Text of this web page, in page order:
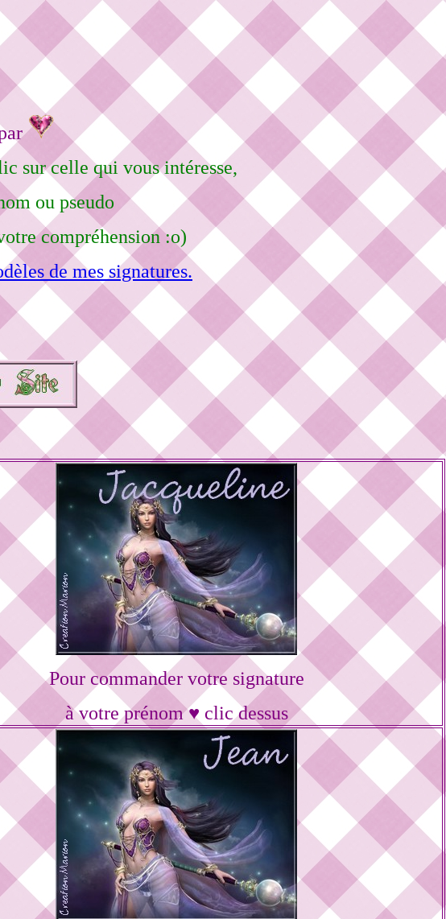
sur celle qui vous intéresse,
ou pseudo
compréhension :o)
de mes signatures.
Pour commander votre signature
à votre prénom ♥ clic dessus